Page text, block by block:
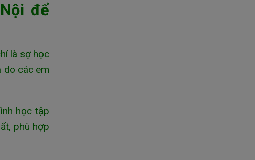
để
là sợ học
do các em
học tập
phù hợp